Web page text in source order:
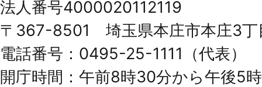
Honjo
City
法人番号4000020112119
〒367-8501 埼玉県本庄市本庄3丁
電話番号：0495-25-1111（代表）
開庁時間：午前8時30分から午後5